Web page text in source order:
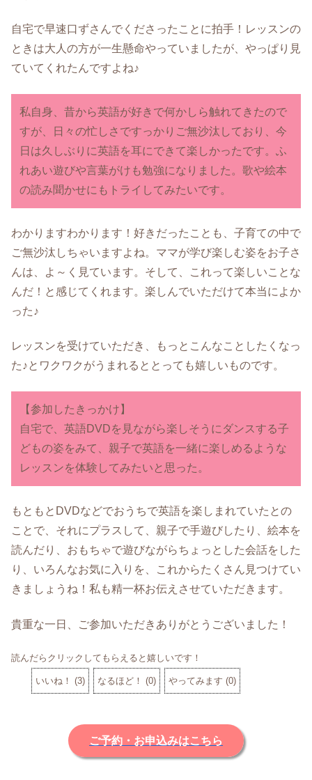
自宅で早速口ずさんでくださったことに拍手！レッスンの
ときは大人の方が一生懸命やっていましたが、やっぱり見
ていてくれたんですよね♪
私自身、昔から英語が好きで何かしら触れてきたので
すが、日々の忙しさですっかりご無沙汰しており、今
日は久しぶりに英語を耳にできて楽しかったです。ふ
れあい遊びや言葉がけも勉強になりました。歌や絵本
の読み聞かせにもトライしてみたいです。
わかりますわかります！好きだったことも、子育ての中で
ご無沙汰しちゃいますよね。ママが学び楽しむ姿をお子さ
んは、よ～く見ています。そして、これって楽しいことな
んだ！と感じてくれます。楽しんでいただけて本当によか
った♪
レッスンを受けていただき、もっとこんなことしたくなっ
た♪とワクワクがうまれるととっても嬉しいものです。
【参加したきっかけ】
自宅で、英語DVDを見ながら楽しそうにダンスする子
どもの姿をみて、親子で英語を一緒に楽しめるような
レッスンを体験してみたいと思った。
もともとDVDなどでおうちで英語を楽しまれていたとの
ことで、それにプラスして、親子で手遊びしたり、絵本を
読んだり、おもちゃで遊びながらちょっとした会話をした
り、いろんなお気に入りを、これからたくさん見つけてい
きましょうね！私も精一杯お伝えさせていただきます。
貴重な一日、ご参加いただきありがとうございました！
読んだらクリックしてもらえると嬉しいです！
いいね！ (3) なるほど！ (0) やってみます (0)
ご予約・お申込みはこちら